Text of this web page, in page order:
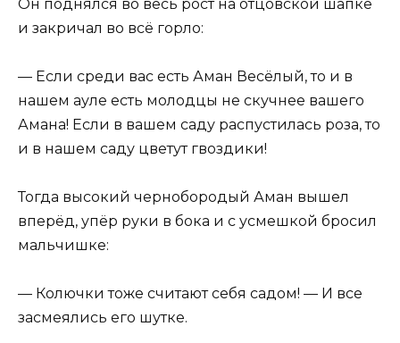
Он поднялся во весь рост на отцовской шапке
и закричал во всё горло:
— Если среди вас есть Аман Весёлый, то и в
нашем ауле есть молодцы не скучнее вашего
Амана! Если в вашем саду распустилась роза, то
и в нашем саду цветут гвоздики!
Тогда высокий чернобородый Аман вышел
вперёд, упёр руки в бока и с усмешкой бросил
мальчишке:
— Колючки тоже считают себя садом! — И все
засмеялись его шутке.